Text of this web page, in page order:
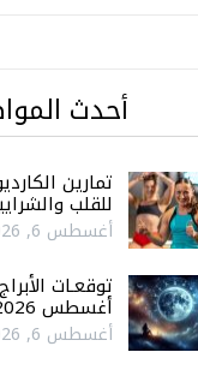
أحدث
تمارين
للقلب
أغسطس 6, 2026
أغسطس 2026
أغسطس 6, 2026